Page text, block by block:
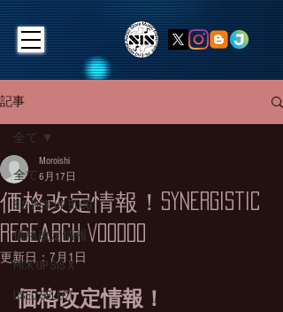
記事
全て
SIS PICK UP BLOG
価格改定情報
PICK UP SIS X
USED SELECT
全て
価格改定情報！Synergistic
Research VOODOO
Moroishi
6月17日
更新日：7月1日
価格改定情報！